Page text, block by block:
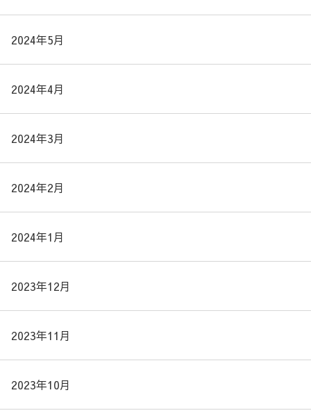
2024年5月
2024年4月
2024年3月
2024年2月
2024年1月
2023年12月
2023年11月
2023年10月